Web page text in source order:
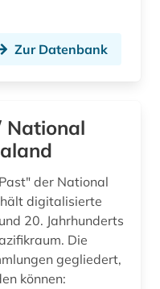
Zur Datenbank
National
der National
digitalisierte
20. Jahrhunderts
Die
gegliedert,
können: